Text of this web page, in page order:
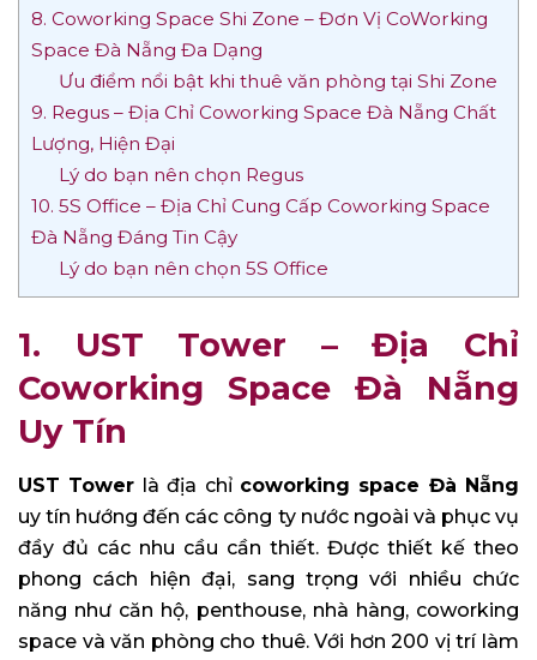
8. Coworking Space Shi Zone – Đơn Vị CoWorking
Space Đà Nẵng Đa Dạng
Ưu điểm nổi bật khi thuê văn phòng tại Shi Zone
9. Regus – Địa Chỉ Coworking Space Đà Nẵng Chất
Lượng, Hiện Đại
Lý do bạn nên chọn Regus
10. 5S Office – Địa Chỉ Cung Cấp Coworking Space
Đà Nẵng Đáng Tin Cậy
Lý do bạn nên chọn 5S Office
1. UST Tower – Địa Chỉ
Coworking Space Đà Nẵng
Uy Tín
UST Tower là địa chỉ coworking space Đà Nẵng
uy tín hướng đến các công ty nước ngoài và phục vụ
đầy đủ các nhu cầu cần thiết. Được thiết kế theo
phong cách hiện đại, sang trọng với nhiều chức
năng như căn hộ, penthouse, nhà hàng, coworking
space và văn phòng cho thuê. Với hơn 200 vị trí làm